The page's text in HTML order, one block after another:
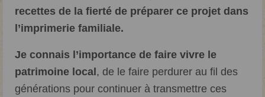
recettes de la fierté de préparer ce projet dans
l’imprimerie familiale.
Je connais l’importance de faire vivre le
patrimoine local , de le faire perdurer au fil des
générations pour continuer à transmettre ces